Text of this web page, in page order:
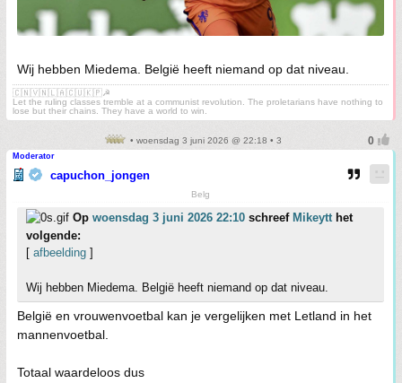
Wij hebben Miedema. België heeft niemand op dat niveau.
🇨🇳🇻🇳🇱🇦🇨🇺🇰🇵☭
Let the ruling classes tremble at a communist revolution. The proletarians have nothing to
lose but their chains. They have a world to win.
• woensdag 3 juni 2026 @ 22:18 • 3
Moderator
capuchon_jongen
Belg
Op woensdag 3 juni 2026 22:10 schreef Mikeytthet
volgende:
[ afbeelding ]
Wij hebben Miedema. België heeft niemand op dat niveau.
België en vrouwenvoetbal kan je vergelijken met Letland in het
mannenvoetbal.
Totaal waardeloos dus